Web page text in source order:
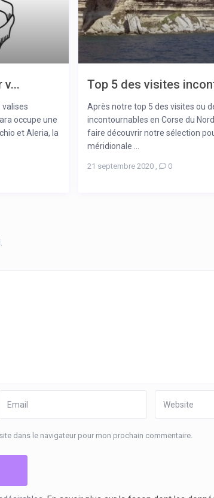
v...
valises
occupe une
et Aleria, la
Top 5 des visites
Après notre top 5 des visites ou
incontournables en Corse du
faire découvrir notre sélection
méridionale ...
21 septembre 2020 , 0
dans le navigateur pour mon prochain commentaire.